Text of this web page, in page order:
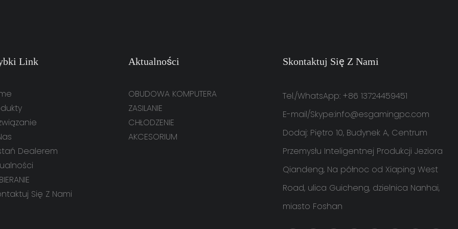
Link
Dealerem
Się Z Nami
Aktualności
OBUDOWA KOMPUTERA
ZASILANIE
CHŁODZENIE
AKCESORIUM
Skontaktuj Się Z Nami
Tel./WhatsApp: +86 13724459451
E-mail/Skype:info@esgamingpc.com
Dodaj: Piętro 10, Budynek A, Centrum
Przemysłu Inteligentnej Produkcji Jeziora
Qiandeng, Na północ od Xiaping West
Road, ulica Guicheng, dzielnica Nanhai,
miasto Foshan